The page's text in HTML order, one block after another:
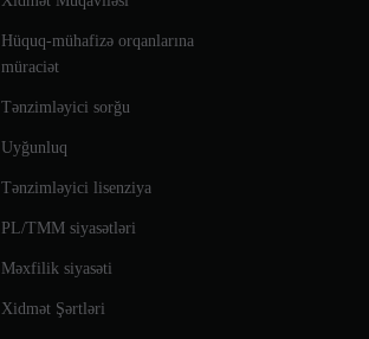
Hüquq-mühafizə orqanlarına
müraciət
Tənzimləyici sorğu
Uyğunluq
Tənzimləyici lisenziya
PL/TMM siyasətləri
Məxfilik siyasəti
Xidmət Şərtləri